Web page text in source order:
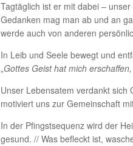
Tagtäglich ist er mit dabei –
Gedanken mag man ab und an
werde auch von anderen
In Leib und Seele bewegt und
„Gottes Geist hat mich
Unser Lebensatem verdankt sich
motiviert uns zur Gemeinschaft
In der Pfingstsequenz wird der
gesund. // Was befleckt ist,